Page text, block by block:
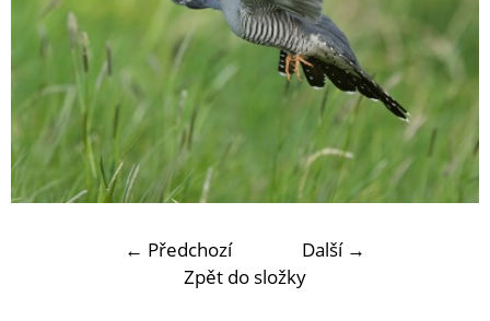
← Předchozí
Další →
Zpět do složky